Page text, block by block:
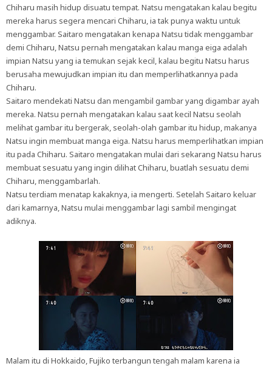
Chiharu masih hidup disuatu tempat. Natsu mengatakan kalau begitu
mereka harus segera mencari Chiharu, ia tak punya waktu untuk
menggambar. Saitaro mengatakan kenapa Natsu tidak menggambar
demi Chiharu, Natsu pernah mengatakan kalau manga eiga adalah
impian Natsu yang ia temukan sejak kecil, kalau begitu Natsu harus
berusaha mewujudkan impian itu dan memperlihatkannya pada
Chiharu.
Saitaro mendekati Natsu dan mengambil gambar yang digambar ayah
mereka. Natsu pernah mengatakan kalau saat kecil Natsu seolah
melihat gambar itu bergerak, seolah-olah gambar itu hidup, makanya
Natsu ingin membuat manga eiga. Natsu harus memperlihatkan impian
itu pada Chiharu. Saitaro mengatakan mulai dari sekarang Natsu harus
membuat sesuatu yang ingin dilihat Chiharu, buatlah sesuatu demi
Chiharu, menggambarlah.
Natsu terdiam menatap kakaknya, ia mengerti. Setelah Saitaro keluar
dari kamarnya, Natsu mulai menggambar lagi sambil mengingat
adiknya.
Malam itu di Hokkaido, Fujiko terbangun tengah malam karena ia